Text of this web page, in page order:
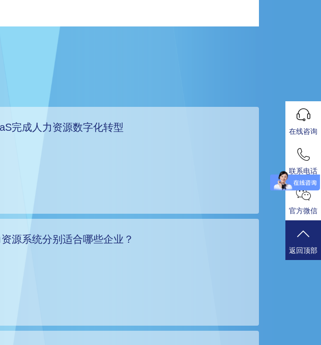
完成人力资源数字化转型
源系统分别适合哪些企业？
在线咨询
联系电话
官方微信
返回顶部